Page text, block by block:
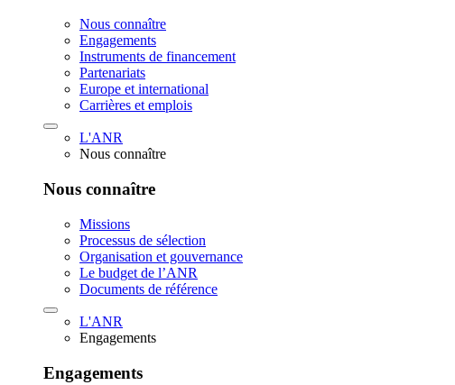
Nous connaître
Engagements
Instruments de financement
Partenariats
Europe et international
Carrières et emplois
L'ANR
Nous connaître
Nous connaître
Missions
Processus de sélection
Organisation et gouvernance
Le budget de l’ANR
Documents de référence
L'ANR
Engagements
Engagements